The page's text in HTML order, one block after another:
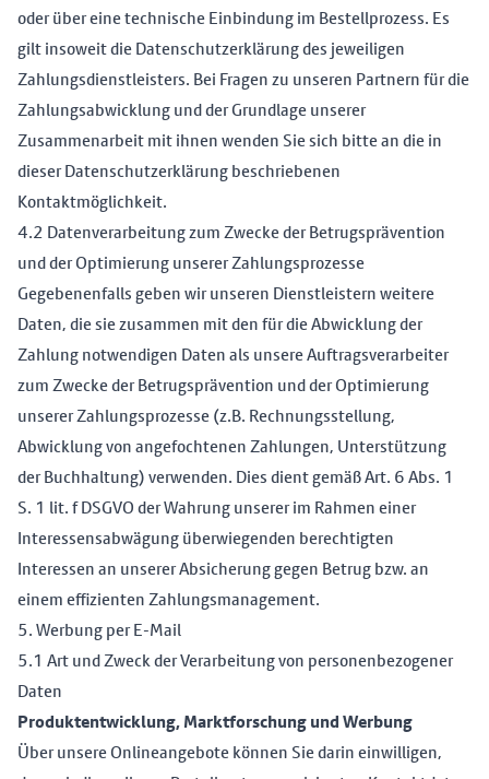
oder über eine technische Einbindung im Bestellprozess. Es
gilt insoweit die Datenschutzerklärung des jeweiligen
Zahlungsdienstleisters. Bei Fragen zu unseren Partnern für die
Zahlungsabwicklung und der Grundlage unserer
Zusammenarbeit mit ihnen wenden Sie sich bitte an die in
dieser Datenschutzerklärung beschriebenen
Kontaktmöglichkeit.
4.2 Datenverarbeitung zum Zwecke der Betrugsprävention
und der Optimierung unserer Zahlungsprozesse
Gegebenenfalls geben wir unseren Dienstleistern weitere
Daten, die sie zusammen mit den für die Abwicklung der
Zahlung notwendigen Daten als unsere Auftragsverarbeiter
zum Zwecke der Betrugsprävention und der Optimierung
unserer Zahlungsprozesse (z.B. Rechnungsstellung,
Abwicklung von angefochtenen Zahlungen, Unterstützung
der Buchhaltung) verwenden. Dies dient gemäß Art. 6 Abs. 1
S. 1 lit. f DSGVO der Wahrung unserer im Rahmen einer
Interessensabwägung überwiegenden berechtigten
Interessen an unserer Absicherung gegen Betrug bzw. an
einem effizienten Zahlungsmanagement.
5. Werbung per E-Mail
5.1 Art und Zweck der Verarbeitung von personenbezogener
Daten
Produktentwicklung, Marktforschung und Werbung
Über unsere Onlineangebote können Sie darin einwilligen,